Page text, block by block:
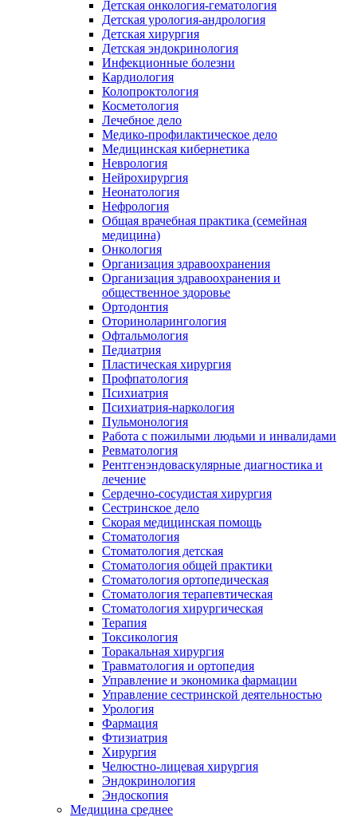
Детская онкология-гематология
Детская урология-андрология
Детская хирургия
Детская эндокринология
Инфекционные болезни
Кардиология
Колопроктология
Косметология
Лечебное дело
Медико-профилактическое дело
Медицинская кибернетика
Неврология
Нейрохирургия
Неонатология
Нефрология
Общая врачебная практика (семейная
медицина)
Онкология
Организация здравоохранения
Организация здравоохранения и
общественное здоровье
Ортодонтия
Оториноларингология
Офтальмология
Педиатрия
Пластическая хирургия
Профпатология
Психиатрия
Психиатрия-наркология
Пульмонология
Работа с пожилыми людьми и инвалидами
Ревматология
Рентгенэндоваскулярные диагностика и
лечение
Сердечно-сосудистая хирургия
Сестринское дело
Скорая медицинская помощь
Стоматология
Стоматология детская
Стоматология общей практики
Стоматология ортопедическая
Стоматология терапевтическая
Стоматология хирургическая
Терапия
Токсикология
Торакальная хирургия
Травматология и ортопедия
Управление и экономика фармации
Управление сестринской деятельностью
Урология
Фармация
Фтизиатрия
Хирургия
Челюстно-лицевая хирургия
Эндокринология
Эндоскопия
Медицина среднее